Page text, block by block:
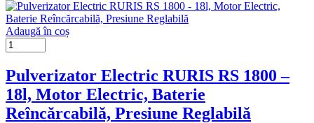
Adaugă în coș
Pulverizator Electric RURIS RS 1800 –
18l, Motor Electric, Baterie
Reîncărcabilă, Presiune Reglabilă